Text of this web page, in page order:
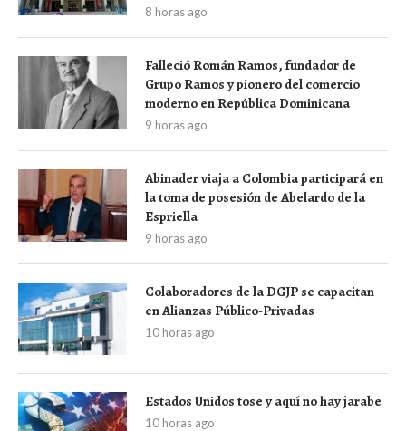
8 horas ago
Falleció Román Ramos, fundador de
Grupo Ramos y pionero del comercio
moderno en República Dominicana
9 horas ago
Abinader viaja a Colombia participará en
la toma de posesión de Abelardo de la
Espriella
9 horas ago
Colaboradores de la DGJP se capacitan
en Alianzas Público-Privadas
10 horas ago
Estados Unidos tose y aquí no hay jarabe
10 horas ago